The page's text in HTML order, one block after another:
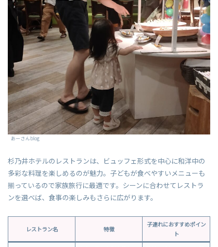
あーさんblog
杉乃井ホテルのレストランは、ビュッフェ形式を中心に和洋中の
多彩な料理を楽しめるのが魅力。子どもが食べやすいメニューも
揃っているので家族旅行に最適です。シーンに合わせてレストラ
ンを選べば、食事の楽しみもさらに広がります。
レストラン名 特徴
子連れにおすすめポイン
ト